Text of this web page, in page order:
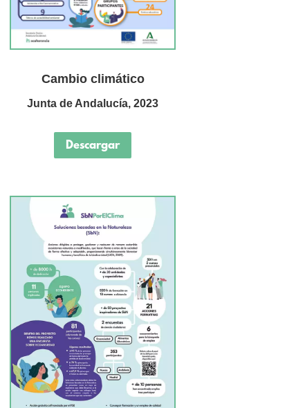
Cambio climático
Junta de Andalucía, 2023
Descargar